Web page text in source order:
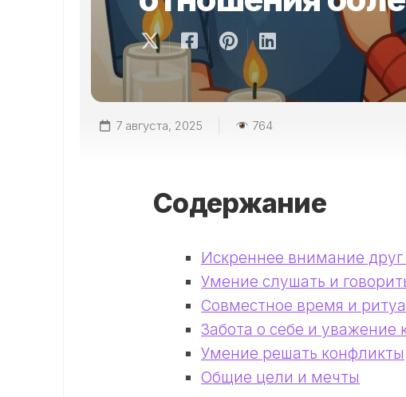
7 августа, 2025 764
Содержание
Искреннее внимание друг
Умение слушать и
Совместное время и
Забота о себе и уважение
Умение решать конфликты
Общие цели и мечты